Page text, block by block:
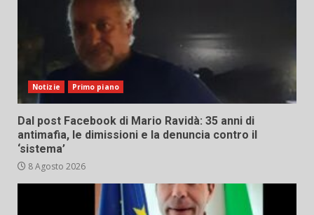
Notizie Primo piano
Dal post Facebook di Mario Ravidà: 35 anni di
antimafia, le dimissioni e la denuncia contro il
‘sistema’
8 Agosto 2026